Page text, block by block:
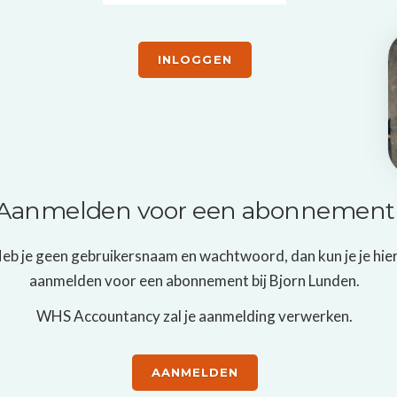
INLOGGEN
voor een abonnement
je geen gebruikersnaam en wachtwoord, dan kun je je
aanmelden voor een abonnement bij Bjorn Lunden.
WHS Accountancyzal je aanmelding verwerken.
AANMELDEN